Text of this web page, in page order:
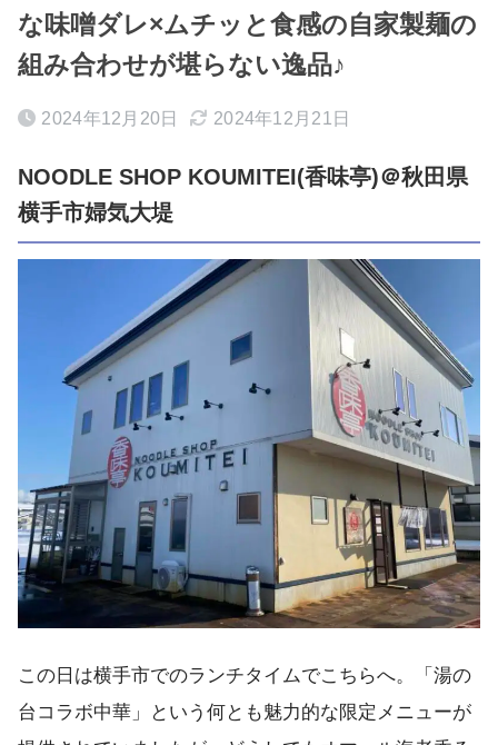
な味噌ダレ×ムチッと食感の自家製麺の
組み合わせが堪らない逸品♪
2024年12月20日 2024年12月21日
NOODLE SHOP KOUMITEI(香味亭)＠秋田県
横手市婦気大堤
この日は横手市でのランチタイムでこちらへ。「湯の
台コラボ中華」という何とも魅力的な限定メニューが